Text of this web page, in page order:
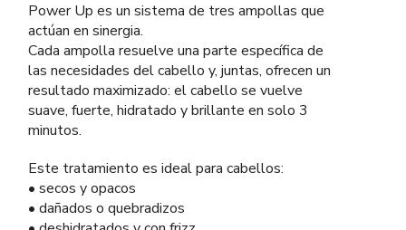
Power Up es un sistema de tres ampollas que
actúan en sinergia.
Cada ampolla resuelve una parte específica de
las necesidades del cabello y, juntas, ofrecen un
resultado maximizado: el cabello se vuelve
suave, fuerte, hidratado y brillante en solo 3
minutos.
Este tratamiento es ideal para cabellos:
• secos y opacos
• dañados o quebradizos